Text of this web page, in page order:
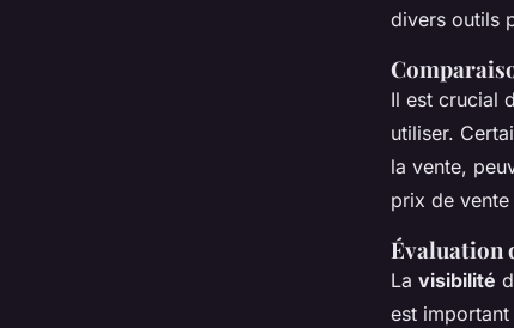
divers outils
Il est crucial
utiliser.
la vente,
prix de
Évaluation
La visibilité
est